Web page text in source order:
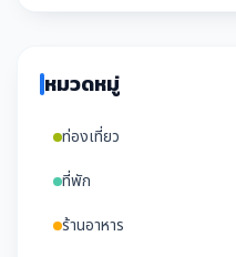
หมวดหมู่
ท่องเที่ยว
ที่พัก
ร้านอาหาร